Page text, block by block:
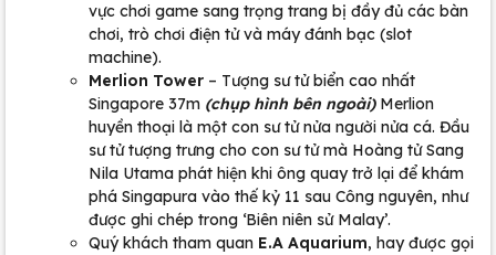
vực chơi game sang trọng trang bị đầy đủ các bàn
chơi, trò chơi điện tử và máy đánh bạc (slot
machine).
Merlion Tower – Tượng sư tử biển cao nhất
Singapore 37m (chụp hình bên ngoài)Merlion
huyền thoại là một con sư tử nửa người nửa cá. Đầu
sư tử tượng trưng cho con sư tử mà Hoàng tử Sang
Nila Utama phát hiện khi ông quay trở lại để khám
phá Singapura vào thế kỷ 11 sau Công nguyên, như
được ghi chép trong ‘Biên niên sử Malay’.
Quý khách tham quan E.A Aquarium, hay được gọi